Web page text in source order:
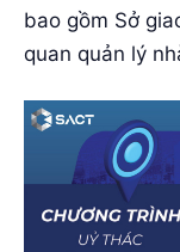
bao gồm Sở
quan quản lý